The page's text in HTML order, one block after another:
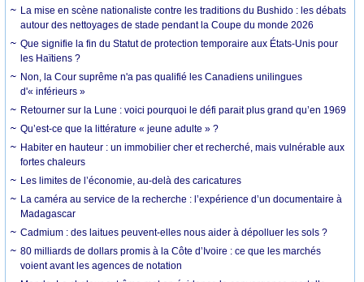
La mise en scène nationaliste contre les traditions du Bushido : les débats
autour des nettoyages de stade pendant la Coupe du monde 2026
Que signifie la fin du Statut de protection temporaire aux États-Unis pour
les Haïtiens ?
Non, la Cour suprême n'a pas qualifié les Canadiens unilingues
d'« inférieurs »
Retourner sur la Lune : voici pourquoi le défi parait plus grand qu’en 1969
Qu’est-ce que la littérature « jeune adulte » ?
Habiter en hauteur : un immobilier cher et recherché, mais vulnérable aux
fortes chaleurs
Les limites de l’économie, au-delà des caricatures
La caméra au service de la recherche : l’expérience d’un documentaire à
Madagascar
Cadmium : des laitues peuvent-elles nous aider à dépolluer les sols ?
80 milliards de dollars promis à la Côte d’Ivoire : ce que les marchés
voient avant les agences de notation